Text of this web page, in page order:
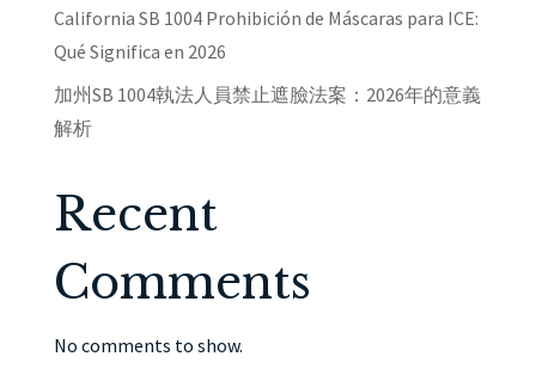
California SB 1004 Prohibición de Máscaras para ICE:
Qué Significa en 2026
加州SB 1004執法人員禁止遮臉法案：2026年的意義
解析
Recent
Comments
No comments to show.